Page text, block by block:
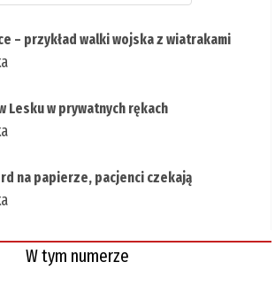
– przykład walki wojska z wiatrakami
Lesku w prywatnych rękach
na papierze, pacjenci czekają
W tym numerze